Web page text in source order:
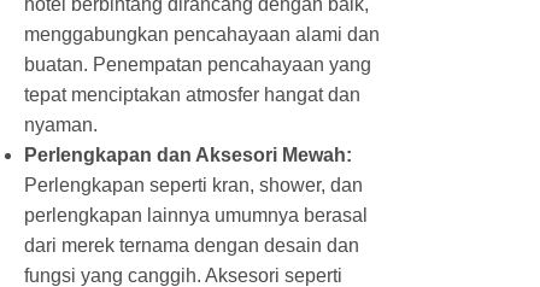
menggabungkan pencahayaan alami dan
buatan. Penempatan pencahayaan yang
tepat menciptakan atmosfer hangat dan
nyaman.
Perlengkapan dan Aksesori Mewah:
Perlengkapan seperti kran, shower, dan
perlengkapan lainnya umumnya berasal
dari merek ternama dengan desain dan
fungsi yang canggih. Aksesori seperti